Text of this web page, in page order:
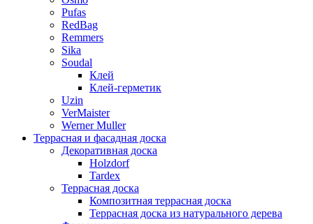
Pufas
RedBag
Remmers
Sika
Soudal
Клей
Клей-герметик
Uzin
VerMaister
Werner Muller
Террасная и фасадная доска
Декоративная доска
Holzdorf
Tardex
Террасная доска
Композитная террасная доска
Террасная доска из натурального дерева